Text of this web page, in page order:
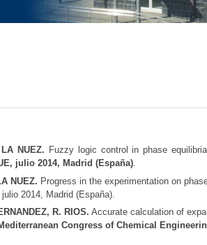
NUEZ. Fuzzy logic control in phase
julio 2014, Madrid (España).
NUEZ. Progress in the experimentation on
2014, Madrid (España).
R. RIOS. Accurate calculation of
Congress of Chemical